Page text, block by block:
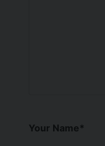
Your Name*